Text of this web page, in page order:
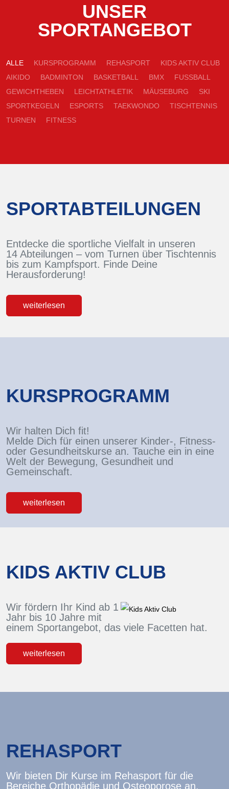
UNSER
SPORTANGEBOT
ALLE KURSPROGRAMM REHASPORT
KIDS AKTIV CLUB
AIKIDO
BADMINTON BASKETBALL BMX
FUSSBALL
GEWICHTHEBEN
LEICHTATHLETIK MÄUSEBURG
SKI
SPORTKEGELN
ESPORTS TAEKWONDO
TISCHTENNIS
TURNEN
FITNESS
SPORTABTEILUNGEN
Entdecke die sportliche Vielfalt in unseren
14 Abteilungen – vom Turnen über Tischtennis
bis zum Kampfsport. Finde Deine
Herausforderung!
weiterlesen
KURSPROGRAMM
Wir halten Dich fit!
Melde Dich für einen unserer Kinder-, Fitness-
oder Gesundheitskurse an. Tauche ein in eine
Welt der Bewegung, Gesundheit und
Gemeinschaft.
weiterlesen
KIDS AKTIV CLUB
Wir fördern Ihr Kind ab 1
Jahr bis 10 Jahre mit
einem Sportangebot, das viele Facetten hat.
weiterlesen
REHASPORT
Wir bieten Dir Kurse im Rehasport für die
Bereiche Orthopädie und Osteoporose an.